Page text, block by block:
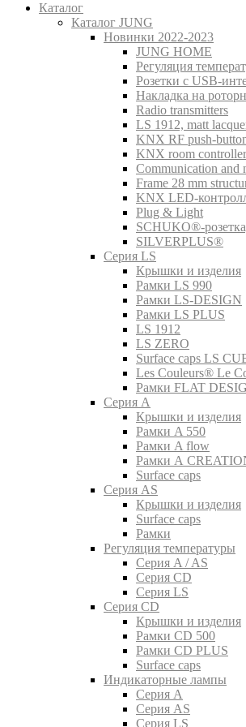
Каталог
Каталог JUNG
Новинки 2022-2023
JUNG HOME
Регуляция
Розетки с USB-
Накладка на
Radio transmitters
LS 1912, matt
KNX RF push-
KNX room
Communication and
Frame 28 mm
KNX LED-
Plug & Light
SCHUKO®-
SILVERPLUS®
Серия LS
Крышки и изделия
Рамки LS 990
Рамки LS-DESIGN
Рамки LS PLUS
LS 1912
LS ZERO
Surface caps LS
Les Couleurs® Le
Рамки FLAT
Серия A
Крышки и изделия
Рамки A 550
Рамки A flow
Рамки A
Surface caps
Серия AS
Крышки и изделия
Surface caps
Рамки
Регуляция температуры
Серия A / AS
Серия CD
Серия LS
Серия CD
Крышки и изделия
Рамки CD 500
Рамки CD PLUS
Surface caps
Индикаторные лампы
Серия A
Серия AS
Серия LS